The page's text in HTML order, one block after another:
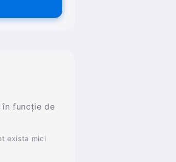
funcție de
exista mici